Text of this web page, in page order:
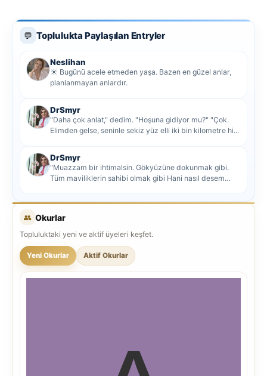
💬 Toplulukta Paylaşılan Entryler
Neslihan
☀️ Bugünü acele etmeden yaşa. Bazen en güzel anlar,
planlanmayan anlardır.
DrSmyr
"Daha çok anlat," dedim. "Hoşuna gidiyor mu?" "Çok.
Elimden gelse, seninle sekiz yüz elli iki bin kilometre hi...
DrSmyr
"Muazzam bir ihtimalsin. Gökyüzüne dokunmak gibi.
Tüm maviliklerin sahibi olmak gibi Hani nasıl desem
👥 Okurlar
Topluluktaki yeni ve aktif üyeleri keşfet.
Yeni Okurlar Aktif Okurlar